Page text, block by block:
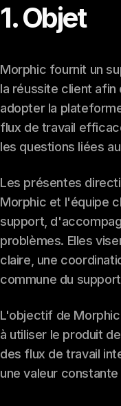
1. Objet
Morphic fournit un
la réussite client
adopter la
flux de travail
les questions liées
Les présentes
Morphic et l'équipe
support,
problèmes. Elles
claire, une
commune du
L'objectif de
à utiliser le produit
des flux de travail
une valeur